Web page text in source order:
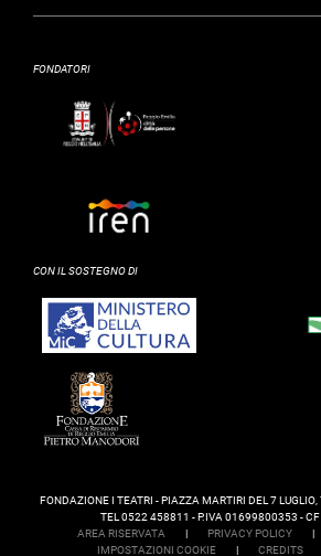
FONDATORI
CON IL SOSTEGNO DI
FONDAZIONE I TEATRI - PIAZZA MARTIRI DEL 7
TEL 0522 458811 - P.IVA 01699800353 -
AREA RISERVATA
| PRIVACY POLICY |
IMPOSTAZIONI COOKIE
| CREDITS